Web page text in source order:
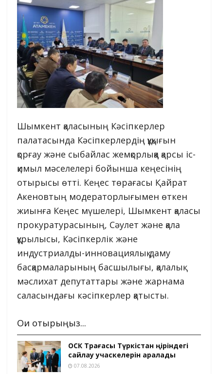
Шымкент қаласының Кәсіпкерлер
палатасында Кәсіпкерлердің құқығын
қорғау және сыбайлас жемқорлыққа қарсы іс-
қимыл мәселелері бойынша кеңесінің
отырысы өтті. Кеңес төрағасы Қайрат
Акеновтың модераторлығымен өткен
жиынға Кеңес мүшелері, Шымкент қаласы
прокуратурасының, Сәулет және қала
құрылысы, Кәсіпкерлік және
индустриалды-инновациялық даму
басқармаларының басшылығы, қалалық
мәслихат депутаттары және жарнама
саласындағы кәсіпкерлер қатысты.
Оқи отырыңыз...
ОСК Төрағасы Түркістан өңіріндегі
сайлау учаскелерін аралады
07.08.2026